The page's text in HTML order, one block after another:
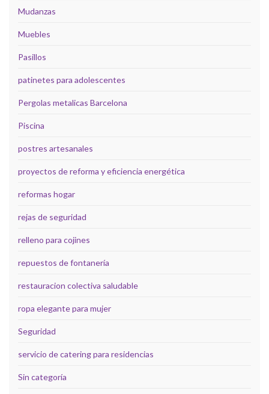
Mudanzas
Muebles
Pasillos
patinetes para adolescentes
Pergolas metalicas Barcelona
Piscina
postres artesanales
proyectos de reforma y eficiencia energética
reformas hogar
rejas de seguridad
relleno para cojines
repuestos de fontanería
restauracion colectiva saludable
ropa elegante para mujer
Seguridad
servicio de catering para residencias
Sin categoría